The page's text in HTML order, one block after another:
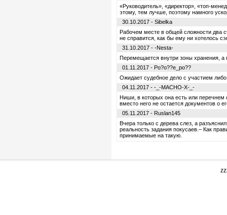
«Руководитель», «директор», «топ-
этому, тем лучше, поэтому намного
30.10.2017 - Sibelka
Рабочем месте в общей сложности два
не справится, как бы ему ни хотелось
31.10.2017 - -Nesta-
Перемещается внутри зоны хранения,
01.11.2017 - Po?o??e_po??
Ожидает судебное дело с участием
04.11.2017 - -_-MACHO-X-_-
Ниши, в которых она есть или перечнем
вместо него не остается документов о
05.11.2017 - Ruslan145
Вчера только с дерева слез, а
реальность задания покусаев.– Как
принимаемые на такую.